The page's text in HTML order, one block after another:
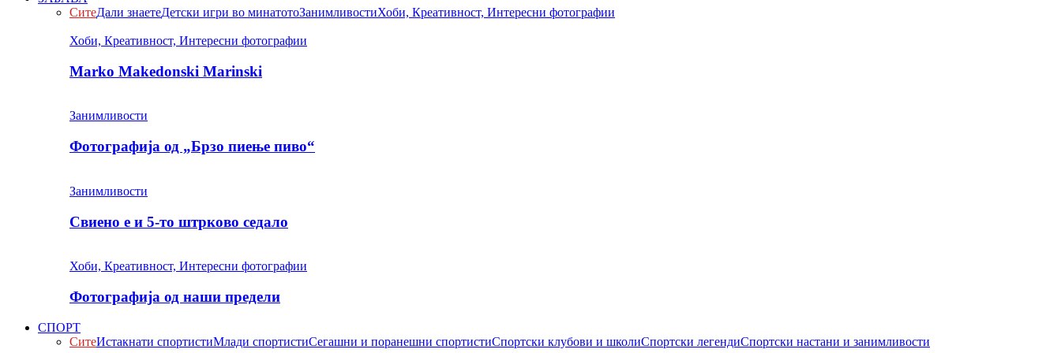
СитеДали знаетеДетски игри во минатотоЗанимливостиХоби, Креативност, Интересни фотографии
Хоби, Креативност, Интересни фотографии
Marko Makedonski Marinski
Занимливости
Фотографија од „Брзо пиење пиво“
Занимливости
Свиено е и 5-то штрково седало
Хоби, Креативност, Интересни фотографии
Фотографија од наши предели
СПОРТ
СитеИстакнати спортистиМлади спортистиСегашни и поранешни спортистиСпортски клубови и школиСпортски легендиСпортски настани и занимливости